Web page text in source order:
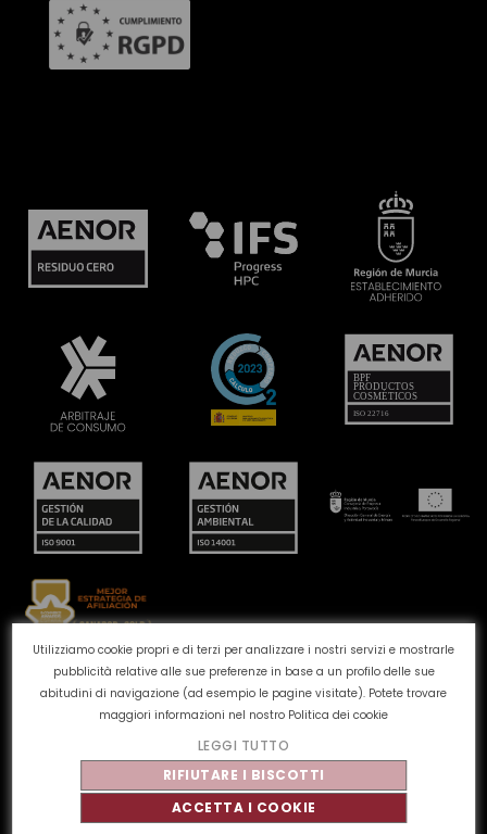
Utilizziamo cookie propri e di terzi per analizzare i nostri servizi e mostrarle
pubblicità relative alle sue preferenze in base a un profilo delle sue
abitudini di navigazione (ad esempio le pagine visitate). Potete trovare
maggiori informazioni nel nostro Politica dei cookie
LEGGI TUTTO
RIFIUTARE I BISCOTTI
ACCETTA I COOKIE
Canale reclami Politica dei cookie
Politica sulla
privacy
Avviso legale Qualità e ambiente
2026 - Tutti i diritti riservati